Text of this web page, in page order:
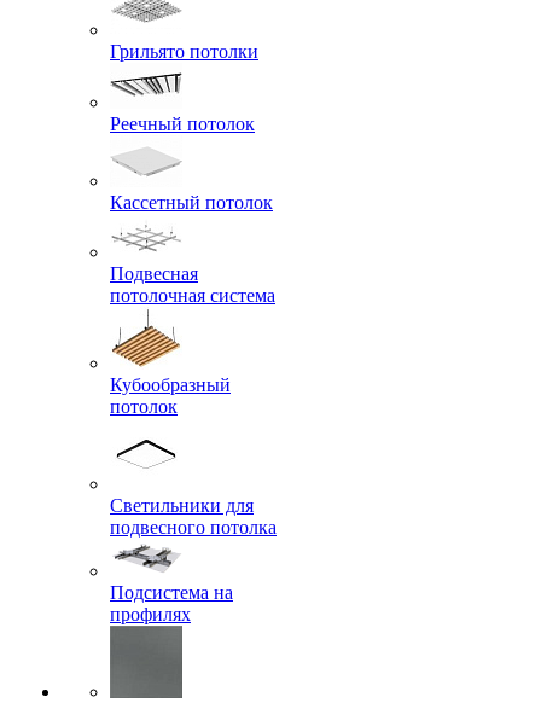
Грильято потолки
Реечный потолок
Кассетный потолок
Подвесная
потолочная система
Кубообразный
потолок
Светильники для
подвесного потолка
Подсистема на
профилях